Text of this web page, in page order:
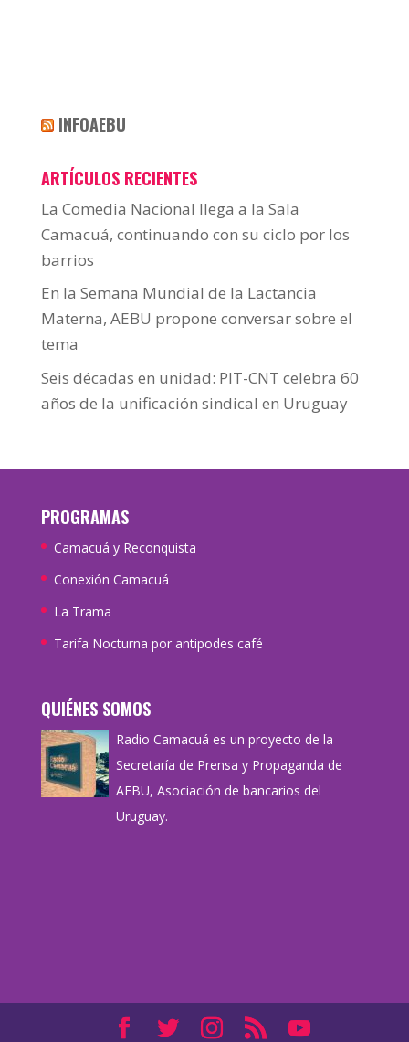
INFOAEBU
ARTÍCULOS RECIENTES
La Comedia Nacional llega a la Sala
Camacuá, continuando con su ciclo por los
barrios
En la Semana Mundial de la Lactancia
Materna, AEBU propone conversar sobre el
tema
Seis décadas en unidad: PIT-CNT celebra 60
años de la unificación sindical en Uruguay
PROGRAMAS
Camacuá y Reconquista
Conexión Camacuá
La Trama
Tarifa Nocturna por antipodes café
QUIÉNES SOMOS
Radio Camacuá es un proyecto de la
Secretaría de Prensa y Propaganda de
AEBU, Asociación de bancarios del
Uruguay.